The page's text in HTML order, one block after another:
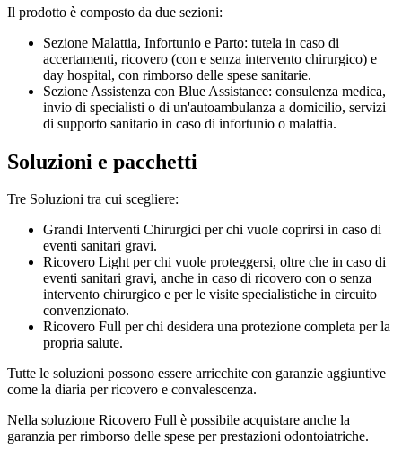
Il prodotto è composto da due sezioni:
Sezione Malattia, Infortunio e Parto: tutela in caso di
accertamenti, ricovero (con e senza intervento chirurgico) e
day hospital, con rimborso delle spese sanitarie.
Sezione Assistenza con Blue Assistance: consulenza medica,
invio di specialisti o di un'autoambulanza a domicilio, servizi
di supporto sanitario in caso di infortunio o malattia.
Soluzioni e pacchetti
Tre Soluzioni tra cui scegliere:
Grandi Interventi Chirurgici per chi vuole coprirsi in caso di
eventi sanitari gravi.
Ricovero Light per chi vuole proteggersi, oltre che in caso di
eventi sanitari gravi, anche in caso di ricovero con o senza
intervento chirurgico e per le visite specialistiche in circuito
convenzionato.
Ricovero Full per chi desidera una protezione completa per la
propria salute.
Tutte le soluzioni possono essere arricchite con garanzie aggiuntive
come la diaria per ricovero e convalescenza.
Nella soluzione Ricovero Full è possibile acquistare anche la
garanzia per rimborso delle spese per prestazioni odontoiatriche.